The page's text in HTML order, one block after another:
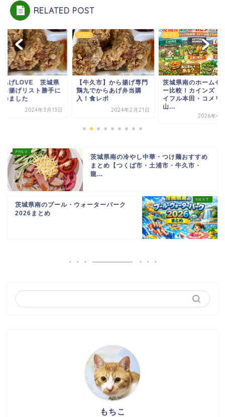
RELATED POST
あげLOVE 茨城県
ら揚げリスト勝手に
めました
2024年3月13日
グルメ
【牛久市】から揚げ専門
鶏九でからあげ弁当購
入！食レポ
2024年2月21日
ライフ
茨城県南のホームセ
ー比較！カインズ・
イフル本田・コメリ
山...
2026年4
茨城県南の冷やし中華・つけ麺おすすめ
まとめ【つくば市・土浦市・牛久市・
龍...
茨城県南のプール・ウォーターパーク
2026まとめ
もちこ